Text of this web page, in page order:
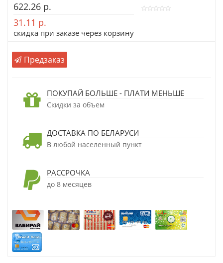
622.26 р.
31.11 р.
скидка при заказе через корзину
Предзаказ
ПОКУПАЙ БОЛЬШЕ - ПЛАТИ МЕНЬШЕ
Скидки за объем
ДОСТАВКА ПО БЕЛАРУСИ
В любой населенный пункт
РАССРОЧКА
до 8 месяцев